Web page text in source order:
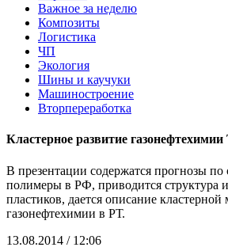
Важное за неделю
Композиты
Логистика
ЧП
Экология
Шины и каучуки
Машиностроение
Вторпереработка
Кластерное развитие газонефтехимии
В презентации содержатся прогнозы по
полимеры в РФ, приводится структура
пластиков, дается описание кластерной
газонефтехимии в РТ.
13.08.2014 / 12:06